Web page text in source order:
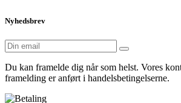
Nyhedsbrev
Du kan framelde dig når som helst. Vores
framelding er anført i handelsbetingelserne.